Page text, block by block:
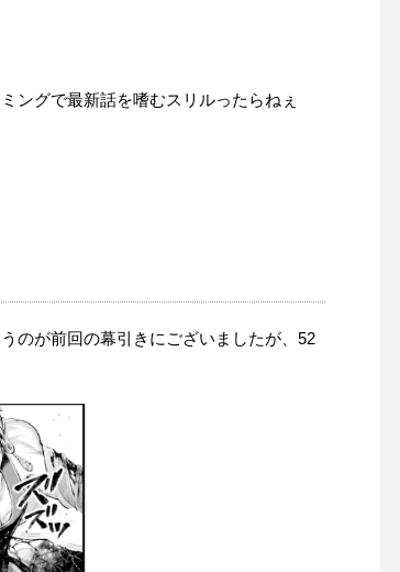
ングで最新話を嗜むスリルったらねぇ
のが前回の幕引きにございましたが、52